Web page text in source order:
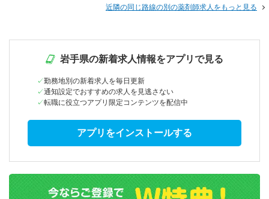
近隣の同じ路線の別の薬剤師求人をもっと見る
岩手県の新着求人情報をアプリで見る
勤務地別の新着求人を毎日更新
通知設定でおすすめの求人を見逃さない
転職に役立つアプリ限定コンテンツを配信中
アプリをインストールする